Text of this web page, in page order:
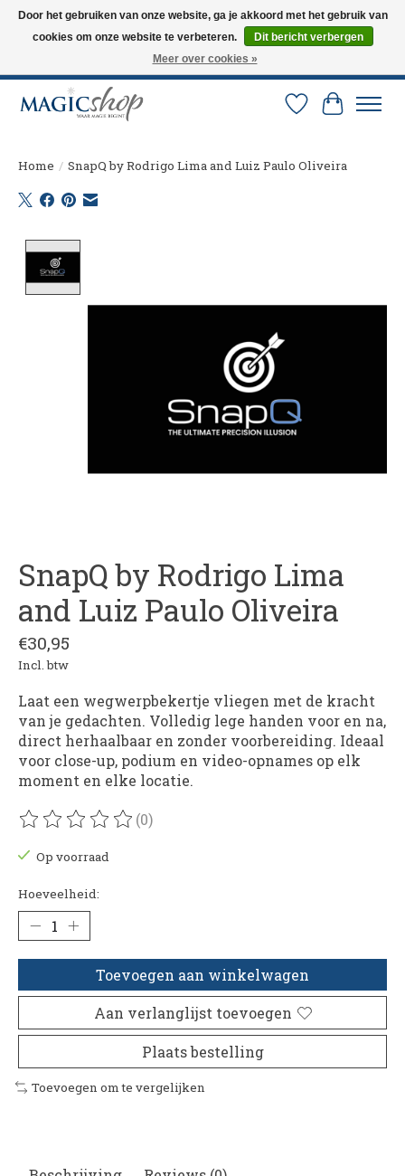
Altijd de nieuwste trucs op voorraad. Snelle verzending via PostNL en DHL.
Langskomen in onze winkel? Bel of mail om een afspraak te maken. 0251-
Verlanglijst
Home / SnapQ by Rodrigo Lima and Luiz Paulo Oliveira
SnapQ by Rodrigo Lima
and Luiz Paulo Oliveira
€30,95
Incl. btw
Laat een wegwerpbekertje vliegen met de kracht
van je gedachten. Volledig lege handen voor en na,
direct herhaalbaar en zonder voorbereiding. Ideaal
voor close-up, podium en video-opnames op elk
moment en elke locatie.
De beoordeling van dit product is
(0)
Op voorraad
Hoeveelheid:
Toevoegen aan winkelwagen
Aan verlanglijst toevoegen
Plaats bestelling
Toevoegen om te vergelijken
Door het gebruiken van onze website, ga je akkoord met het gebruik van
cookies om onze website te verbeteren.
Dit bericht verbergen
Meer over cookies »